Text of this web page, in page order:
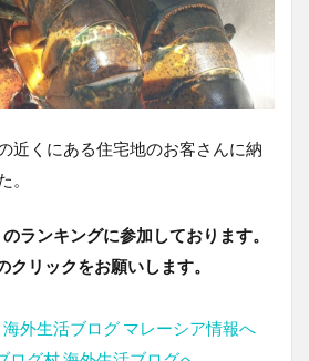
近くにある住宅地のお客さんに納
。
ランキングに参加しております。
クリックをお願いします。